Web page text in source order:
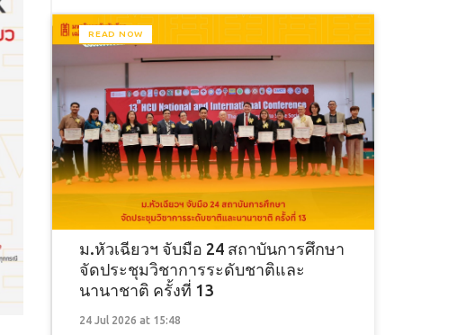
READ NOW
ม.หัวเฉียวฯ จับมือ 24 สถาบันการศึกษา
จัดประชุมวิชาการระดับชาติและ
นานาชาติ ครั้งที่ 13
24 Jul 2026 at 15:48